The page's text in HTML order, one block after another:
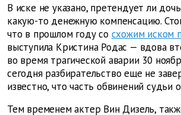
В иске не указано, претендует ли
какую-то денежную компенсацию.
что в прошлом году со схожим иском
выступила Кристина Родас — вдова
во время трагической аварии 30
сегодня разбирательство еще не
известно, что часть обвинений судьи
Тем временем актер Вин Дизель,